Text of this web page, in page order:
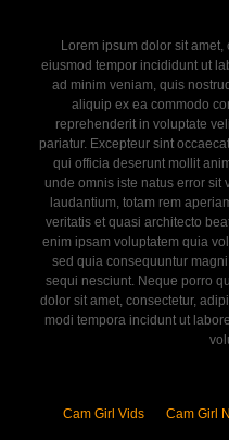
Lorem ipsum dolor sit
eiusmod tempor incididunt ut
ad minim veniam, quis
aliquip ex ea commodo
reprehenderit in voluptate
pariatur. Excepteur sint
qui officia deserunt mollit
unde omnis iste natus error sit
laudantium, totam rem
veritatis et quasi architecto
enim ipsam voluptatem quia
sed quia consequuntur
sequi nesciunt. Neque porro
dolor sit amet, consectetur,
modi tempora incidunt ut
Cam Girl Vids Cam Girl